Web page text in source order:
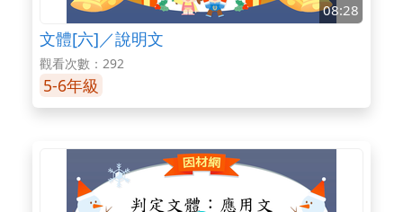
08:28
文體[六]／說明文
觀看次數：292
5-6年級